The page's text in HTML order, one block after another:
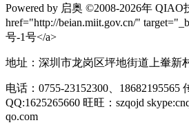
Powered by 启奥 ©2008-2026年
href="http://beian.miit.gov.cn/"
号-1号</a>
地址：深圳市龙岗区坪地街道上輋新
电话：0755-23152300、18682195565
QQ:1625265660 旺旺：szqojd
qo.com